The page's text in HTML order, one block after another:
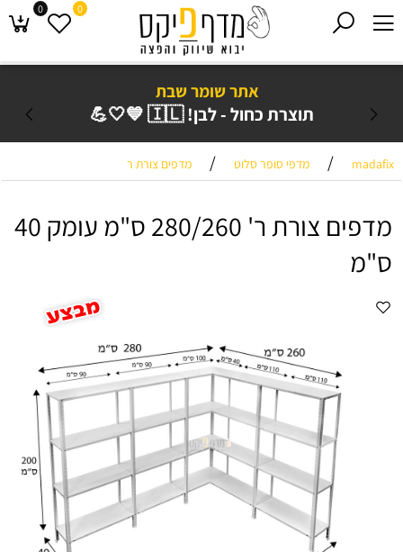
אתר שומר שבת
תוצרת כחול - לבן! 🇮🇱 💙🤍💪
0 0
madafix
/ מדפי סופר סלוט / מדפים צורת ר
מדפים צורת ר' 280/260 ס"מ עומק 40
ס"מ